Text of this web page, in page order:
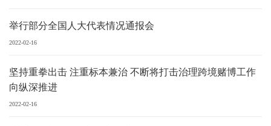
举行部分全国人大代表情况通报会
2022-02-16
坚持重拳出击 注重标本兼治 不断将打击治理跨境赌博工作
向纵深推进
2022-02-16